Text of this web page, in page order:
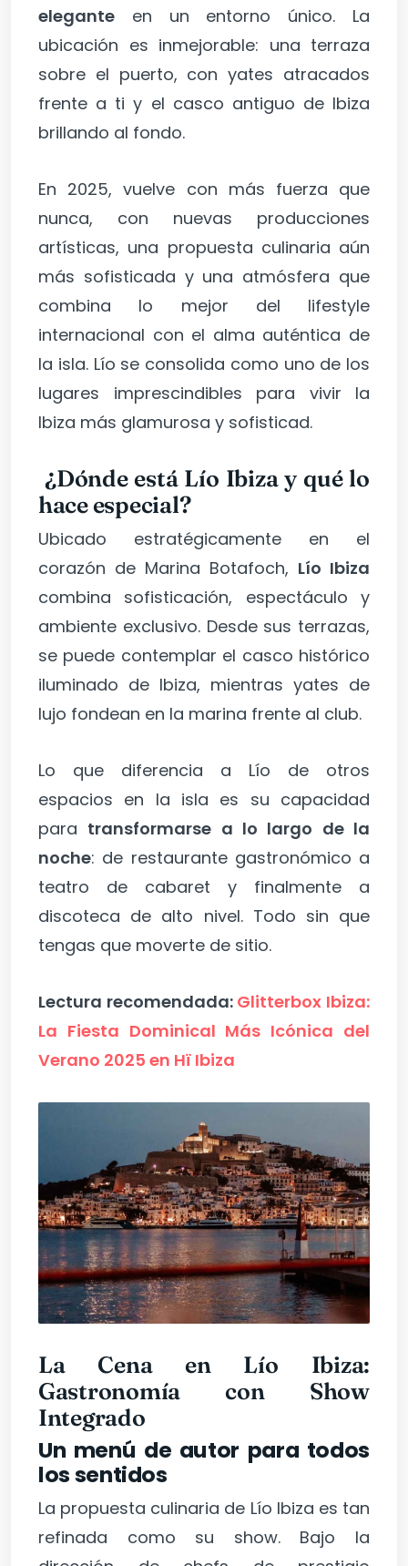
elegante en un entorno único. La
ubicación es inmejorable: una terraza
sobre el puerto, con yates atracados
frente a ti y el casco antiguo de Ibiza
brillando al fondo.
En 2025, vuelve con más fuerza que
nunca, con nuevas producciones
artísticas, una propuesta culinaria aún
más sofisticada y una atmósfera que
combina lo mejor del lifestyle
internacional con el alma auténtica de
la isla. Lío se consolida como uno de los
lugares imprescindibles para vivir la
Ibiza más glamurosa y sofisticad.
¿Dónde está Lío Ibiza y qué lo
hace especial?
Ubicado estratégicamente en el
corazón de Marina Botafoch, Lío Ibiza
combina sofisticación, espectáculo y
ambiente exclusivo. Desde sus terrazas,
se puede contemplar el casco histórico
iluminado de Ibiza, mientras yates de
lujo fondean en la marina frente al club.
Lo que diferencia a Lío de otros
espacios en la isla es su capacidad
para transformarse a lo largo de la
noche: de restaurante gastronómico a
teatro de cabaret y finalmente a
discoteca de alto nivel. Todo sin que
tengas que moverte de sitio.
Lectura recomendada: Glitterbox Ibiza:
La Fiesta Dominical Más Icónica del
Verano 2025 en Hï Ibiza
La Cena en Lío Ibiza:
Gastronomía con Show
Integrado
Un menú de autor para todos
los sentidos
La propuesta culinaria de Lío Ibiza es tan
refinada como su show. Bajo la